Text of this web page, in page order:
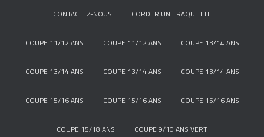
CONTACTEZ-NOUS CORDER UNE RAQUETTE
COUPE 11/12 ANS COUPE 11/12 ANS COUPE 13/14 ANS
COUPE 13/14 ANS COUPE 13/14 ANS COUPE 13/14 ANS
COUPE 15/16 ANS COUPE 15/16 ANS COUPE 15/16 ANS
COUPE 15/18 ANS COUPE 9/10 ANS VERT